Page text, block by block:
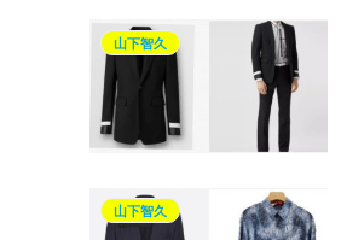
山下智久
山下智久